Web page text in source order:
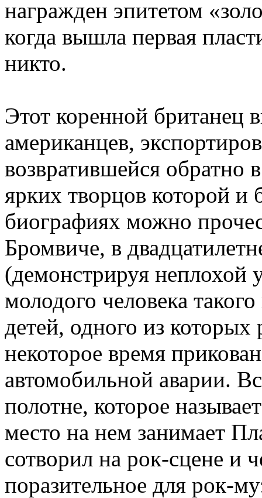
награжден эпитетом
когда вышла первая
никто.
Этот коренной британец
американцев,
возвратившейся
ярких творцов которой
биографиях можно
Бромвиче, в
(демонстрируя неплохой
молодого человека
детей, одного из которых
некоторое время
автомобильной аварии.
полотне, которое
место на нем занимает
сотворил на рок-сцене и
поразительное для рок-